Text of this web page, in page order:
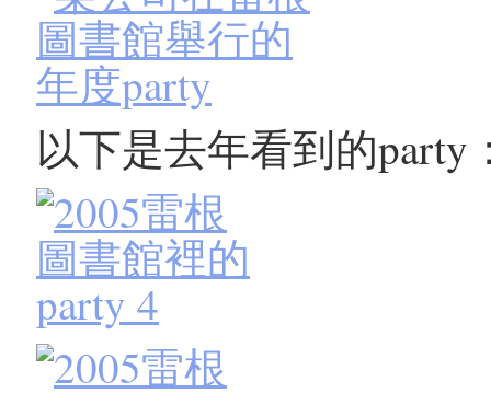
以下是去年看到的party